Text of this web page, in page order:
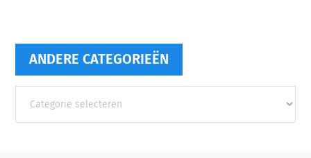
ANDERE CATEGORIEËN
categorieën